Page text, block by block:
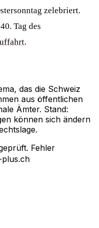
zelebriert.
Tag des
.
das die Schweiz
aus öffentlichen
Ämter. Stand:
können sich ändern
Fehler